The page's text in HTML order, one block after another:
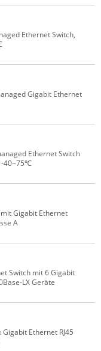
Ethernet Switch,
Gigabit Ethernet
Ethernet Switch
-40~75℃
Gigabit Ethernet
A
Switch mit 6 Gigabit
LX Geräte
Ethernet RJ45